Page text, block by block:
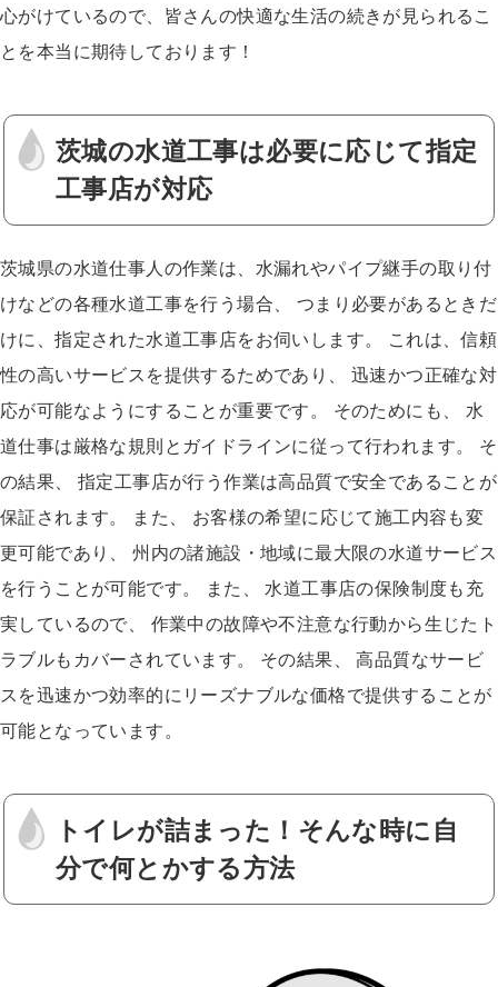
心がけているので、皆さんの快適な生活の続きが見られるこ
とを本当に期待しております！
茨城の水道工事は必要に応じて指定
工事店が対応
茨城県の水道仕事人の作業は、水漏れやパイプ継手の取り付
けなどの各種水道工事を行う場合、 つまり必要があるときだ
けに、指定された水道工事店をお伺いします。 これは、信頼
性の高いサービスを提供するためであり、 迅速かつ正確な対
応が可能なようにすることが重要です。 そのためにも、 水
道仕事は厳格な規則とガイドラインに従って行われます。 そ
の結果、 指定工事店が行う作業は高品質で安全であることが
保証されます。 また、 お客様の希望に応じて施工内容も変
更可能であり、 州内の諸施設・地域に最大限の水道サービス
を行うことが可能です。 また、 水道工事店の保険制度も充
実しているので、 作業中の故障や不注意な行動から生じたト
ラブルもカバーされています。 その結果、 高品質なサービ
スを迅速かつ効率的にリーズナブルな価格で提供することが
可能となっています。
トイレが詰まった！そんな時に自
分で何とかする方法